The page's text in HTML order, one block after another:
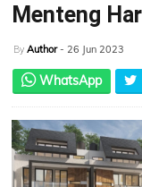
Menteng
By Author - 26 Jun 2023
WhatsApp